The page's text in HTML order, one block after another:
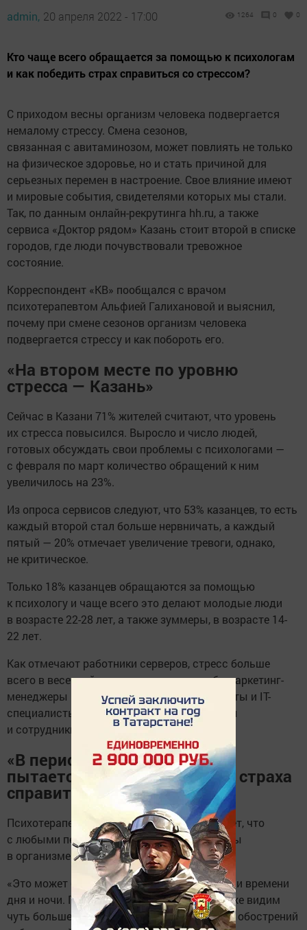
admin, 20 апреля 2022 - 17:00 1264 0 0
Кто чаще всего обращается за помощью к психологам
и как победить страх справиться со стрессом?
С приходом весны организм человека подвергается
немалому стрессу. Смена сезонов,
связанная с авитаминозом, может повлиять не только
на физическое здоровье, но и стать причиной для
серьезных перемен в настроение. Свое влияние имеют
и мировые события, свидетелями которых мы стали.
Так, по данным онлайн-рекрутинга hh.ru, а также
сервиса «Доктор рядом» Казань стоит второй в списке
городов, где люди почувствовали тревожное
состояние.
Корреспондент «КВ» пообщался с врачом
психотерапевтом Альфией Галихановой и выяснил,
почему при смене сезонов организм человека
подвергается стрессу и как побороть его.
«На втором месте по уровню
стресса — Казань»
Сейчас в Казани 71% жителей считают, что уровень
их стресса повысился. Выросло и число людей,
готовых обсуждать свои проблемы с психологами —
с февраля по март количество обращений к ним
увеличилось на 23%.
Из опроса сервисов следуют, что 53% казанцев, то есть
каждый второй стал больше нервничать, а каждый
пятый — 20% отмечает увеличение тревоги, однако,
не критическое.
Только 18% казанцев обращаются за помощью
к психологу и чаще всего это делают молодые люди
в возрасте 22-28 лет, а также зуммеры, в возрасте 14-
22 лет.
Как отмечают работники серверов, стресс больше
всего в весенний период ощутили на себе маркетинг-
менеджеры и PR-специалисты — 83%, юристы и IT-
специалисты — 78%, в также HR-менеджеры
и сотрудники отделов продаж — 71%.
«В период стресса человек
пытается убежать от своего страха
справиться с проблемами»
Психотерапевт Альфия Галиханова отмечает, что
с любыми переменами приходят и перемены
в организме.
«Это может быть и перемена времени года, и времени
дня и ночи. Поэтому с их приходом мы также видим
чуть больше тревоги, перемен настроения и обострений